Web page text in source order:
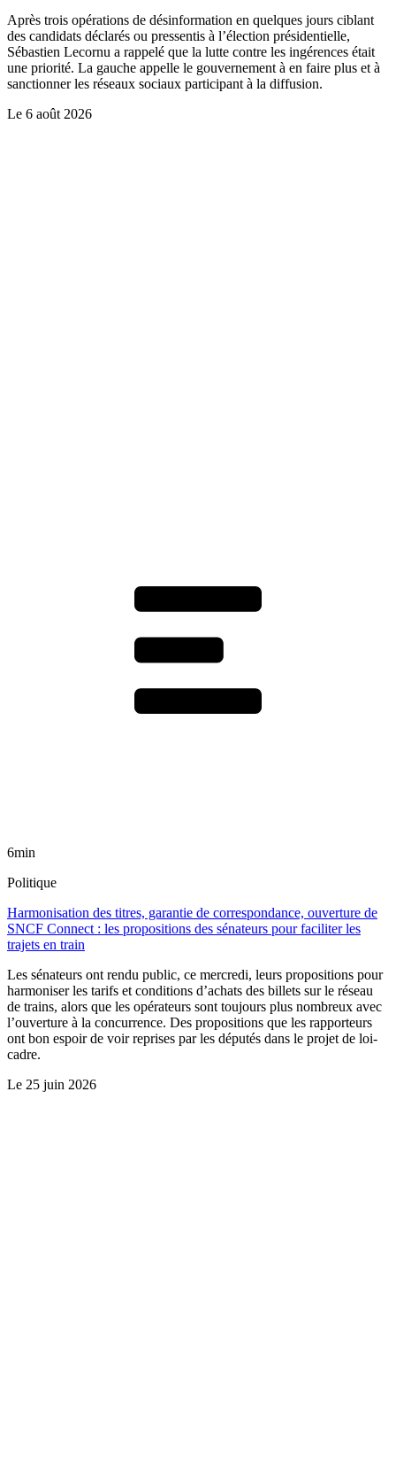
Après trois opérations de désinformation en quelques jours ciblant
des candidats déclarés ou pressentis à l’élection présidentielle,
Sébastien Lecornu a rappelé que la lutte contre les ingérences était
une priorité. La gauche appelle le gouvernement à en faire plus et à
sanctionner les réseaux sociaux participant à la diffusion.
Le 6 août 2026
6min
Politique
Harmonisation des titres, garantie de correspondance, ouverture de
SNCF Connect : les propositions des sénateurs pour faciliter les
trajets en train
Les sénateurs ont rendu public, ce mercredi, leurs propositions pour
harmoniser les tarifs et conditions d’achats des billets sur le réseau
de trains, alors que les opérateurs sont toujours plus nombreux avec
l’ouverture à la concurrence. Des propositions que les rapporteurs
ont bon espoir de voir reprises par les députés dans le projet de loi-
cadre.
Le 25 juin 2026